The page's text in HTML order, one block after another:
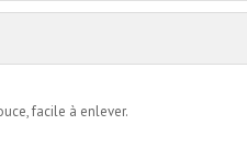
facile à enlever.